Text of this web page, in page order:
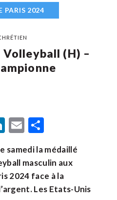
PARIS 2024
Volleyball (H) –
LinkedIn
Email
samedi la médaillé
masculin aux
2024 face à la
Les Etats-Unis